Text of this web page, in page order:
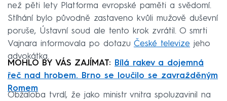
než pěti lety Platforma evropské paměti a svědomí.
Stíhání bylo původně zastaveno kvůli mužově duševní
poruše, Ústavní soud ale tento krok zvrátil. O smrti
Vajnara informovala po dotazu České televize jeho
advokátka.
MOHLO BY VÁS ZAJÍMAT: Bílá rakev a dojemná
řeč nad hrobem. Brno se loučilo se zavražděným
Romem
Obžaloba tvrdí, že jako ministr vnitra spoluzavinil na